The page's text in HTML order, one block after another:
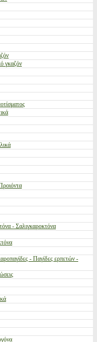
γκαζόν
- Σαλιγκαροκτόνα
- Παγίδες ερπετών -